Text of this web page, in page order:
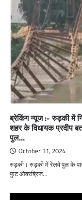
ब्रेकिंग न्यूज :- रुड़की में
शहर के विधायक प्रदीप
पुल…
October 31, 2024
रुड़की। रुड़की में रेलवे पुल के पास
फुट ओवरब्रिज…